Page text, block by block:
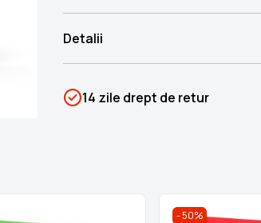
Detalii
Categorii
Povești de aur
14 zile drept de retur
50%